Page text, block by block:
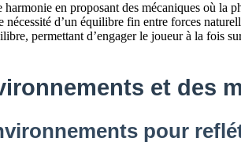
harmonie en proposant des mécaniques où la
nécessité d’un équilibre fin entre forces
permettant d’engager le joueur à la fois
et des
pour